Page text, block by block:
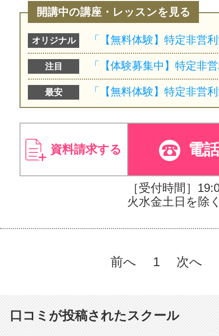
開講中の講座・レッスンを見る
オリジナル
注目
最安
資料請求する 電
［受付時間］
火水金土日を除
前へ 1 次へ
口コミが投稿されたスクール